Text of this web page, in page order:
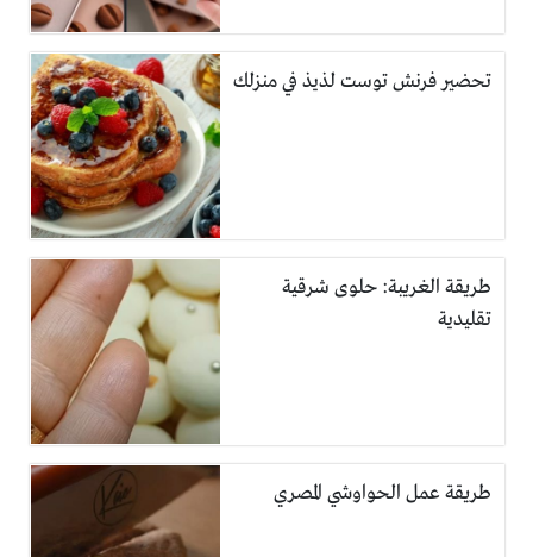
تحضير فرنش توست لذيذ في منزلك
طريقة الغريبة: حلوى شرقية
تقليدية
طريقة عمل الحواوشي المصري